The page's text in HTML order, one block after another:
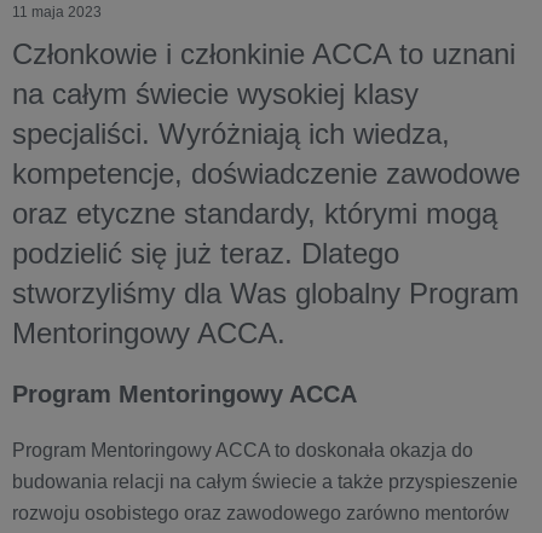
11 maja 2023
Członkowie i członkinie ACCA to uznani
na całym świecie wysokiej klasy
specjaliści. Wyróżniają ich wiedza,
kompetencje, doświadczenie zawodowe
oraz etyczne standardy, którymi mogą
podzielić się już teraz. Dlatego
stworzyliśmy dla Was globalny Program
Mentoringowy ACCA.
Program Mentoringowy ACCA
Program Mentoringowy ACCA to doskonała okazja do
budowania relacji na całym świecie a także przyspieszenie
rozwoju osobistego oraz zawodowego zarówno mentorów